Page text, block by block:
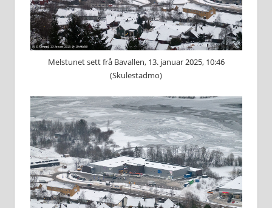
Melstunet sett frå Bavallen, 13. januar 2025, 10:46
(Skulestadmo)